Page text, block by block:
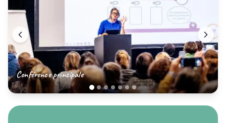
Conférence principale